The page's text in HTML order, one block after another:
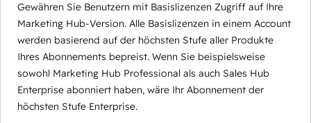
Gewähren Sie Benutzern mit Basislizenzen Zugriff auf Ihre
Marketing Hub-Version. Alle Basislizenzen in einem Account
werden basierend auf der höchsten Stufe aller Produkte
Ihres Abonnements bepreist. Wenn Sie beispielsweise
sowohl Marketing Hub Professional als auch Sales Hub
Enterprise abonniert haben, wäre Ihr Abonnement der
höchsten Stufe Enterprise.